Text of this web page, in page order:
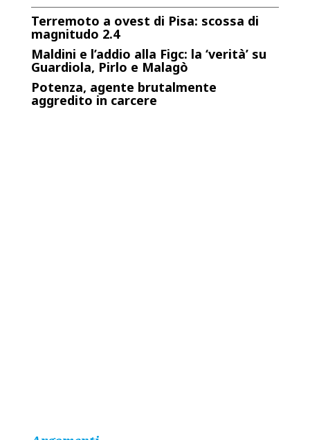
Terremoto a ovest di Pisa: scossa di
magnitudo 2.4
Maldini e l’addio alla Figc: la ‘verità’ su
Guardiola, Pirlo e Malagò
Potenza, agente brutalmente
aggredito in carcere